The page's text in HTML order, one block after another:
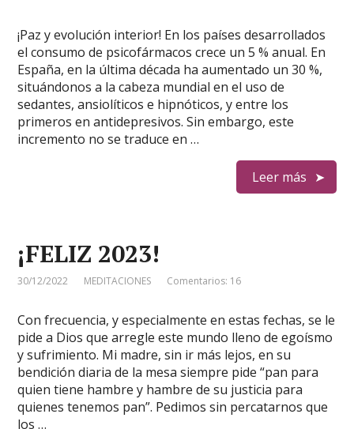
¡Paz y evolución interior! En los países desarrollados
el consumo de psicofármacos crece un 5 % anual. En
España, en la última década ha aumentado un 30 %,
situándonos a la cabeza mundial en el uso de
sedantes, ansiolíticos e hipnóticos, y entre los
primeros en antidepresivos. Sin embargo, este
incremento no se traduce en …
Leer más
¡FELIZ 2023!
30/12/2022 MEDITACIONES Comentarios: 16
Con frecuencia, y especialmente en estas fechas, se le
pide a Dios que arregle este mundo lleno de egoísmo
y sufrimiento. Mi madre, sin ir más lejos, en su
bendición diaria de la mesa siempre pide “pan para
quien tiene hambre y hambre de su justicia para
quienes tenemos pan”. Pedimos sin percatarnos que
los …